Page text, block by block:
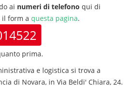
ai numeri di telefono qui di
il form a questa pagina.
prima.
e logistica si trova a
di Novara, in Via Beldi' Chiara, 24.